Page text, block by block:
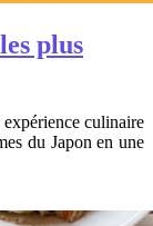
plus
culinaire
du Japon en une